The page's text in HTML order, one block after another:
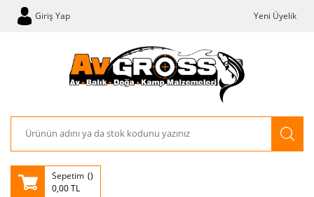
Giriş Yap Yeni Üyelik
Sepetim
0,00 TL